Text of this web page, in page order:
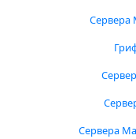
Сервера
Сервера